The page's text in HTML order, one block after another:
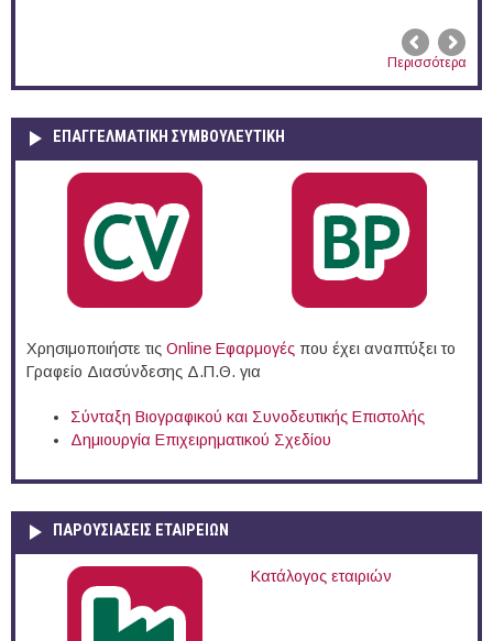
Περισσότερα
ΕΠΑΓΓΕΛΜΑΤΙΚΉ ΣΥΜΒΟΥΛΕΥΤΙΚΉ
Χρησιμοποιήστε τις Online Eφαρμογές που έχει αναπτύξει το
Γραφείο Διασύνδεσης Δ.Π.Θ. για
Σύνταξη Βιογραφικού και Συνοδευτικής Επιστολής
Δημιουργία Επιχειρηματικού Σχεδίου
ΠΑΡΟΥΣΙΆΣΕΙΣ ΕΤΑΙΡΕΙΏΝ
Κατάλογος εταιριών